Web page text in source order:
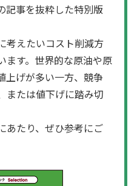
記事を抜粋した特別版
考えたいコスト削減方
ます。世界的な原油や原
上げが多い一方、競争
または値下げに踏み切
あたり、ぜひ参考にご